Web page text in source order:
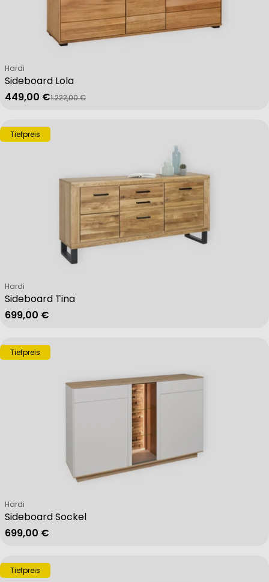
Sideboard Lola
Verkäufer:
Hardi
Verkaufspreis
449,00 €
Regulärer Preis
1.222,00 €
Tiefpreis
Sideboard Tina
Verkäufer:
Hardi
Regulärer Preis
699,00 €
Tiefpreis
Sideboard Sockel
Verkäufer:
Hardi
Regulärer Preis
699,00 €
Tiefpreis